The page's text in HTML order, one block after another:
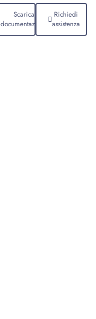
Scarica
documentazione
Richiedi
assistenza